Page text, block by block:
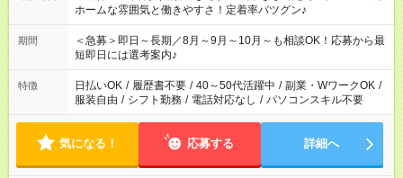
ホームな雰囲気と働きやすさ！定着率バツグン♪
期間
＜急募＞即日～長期／8月～9月～10月～も相談OK！応募から最
短即日には選考案内♪
特徴 日払いOK / 履歴書不要 / 40～50代活躍中 / 副業・WワークOK /
服装自由 / シフト勤務 / 電話対応なし / パソコンスキル不要
気になる！ 応募する 詳細へ